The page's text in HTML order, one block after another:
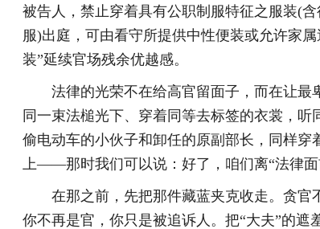
被告人，禁止穿着具有公职制服特征之服装(
服)出庭，可由看守所提供中性便装或允许家
装”延续官场残余优越感。
法律的光荣不在给高官留面子，而在让最
同一束法槌光下、穿着同等去标签的衣裳，听
偷电动车的小伙子和卸任的原副部长，同样穿
上——那时我们可以说：好了，咱们离“法律面
在那之前，先把那件藏蓝夹克收走。贪
你不再是官，你只是被追诉人。把“大夫”的遮